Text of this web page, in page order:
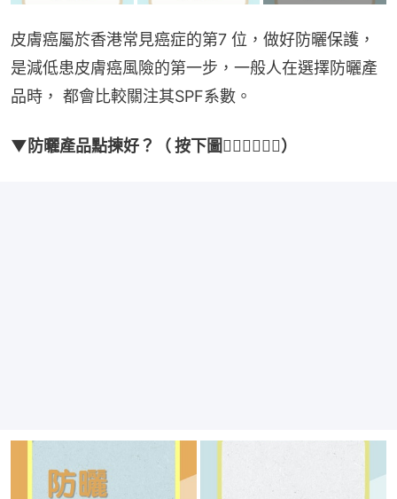
皮膚癌屬於香港常見癌症的第7 位，做好防曬保護，
是減低患皮膚癌風險的第一步，一般人在選擇防曬產
品時， 都會比較關注其SPF系數。
▼防曬產品點揀好？（ 按下圖👇🏻👇🏻👇🏻）